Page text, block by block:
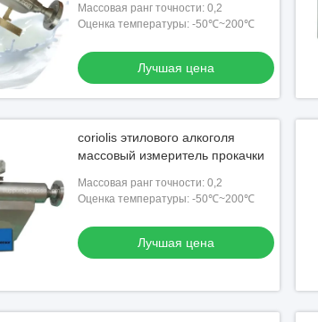
Массовая ранг точности: 0,2
Оценка температуры: -50℃~200℃
Лучшая цена
coriolis этилового алкоголя
массовый измеритель прокачки
Массовая ранг точности: 0,2
Оценка температуры: -50℃~200℃
Лучшая цена